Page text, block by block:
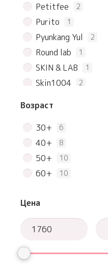
Petitfee 2
Purito 1
Pyunkang Yul 2
Round lab 1
SKIN & LAB 1
Skin1004 2
COSRX
Dr. Jart+
Huxley
AHC 1
Beauty of Joseon
BLIV:U
so natural 1
Возраст
30+
6
40+ 8
50+ 10
60+ 10
Цена